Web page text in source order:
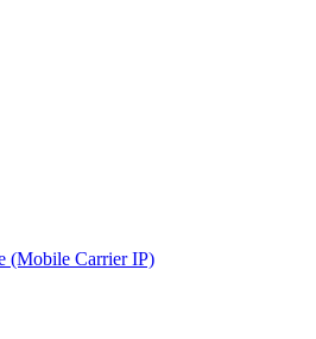
(Mobile Carrier IP)